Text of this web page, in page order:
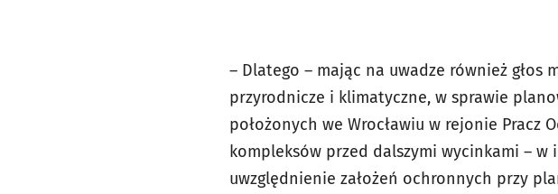
– Dlatego – mając na uwadze również głos
przyrodnicze i klimatyczne, w sprawie
położonych we Wrocławiu w rejonie
kompleksów przed dalszymi wycinkami –
uwzględnienie założeń ochronnych przy